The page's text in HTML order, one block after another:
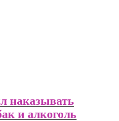
наказывать
и алкоголь